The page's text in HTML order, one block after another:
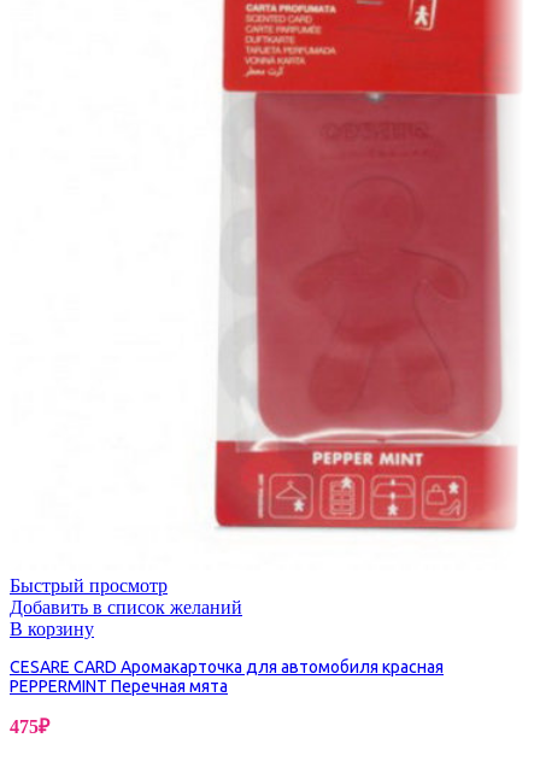
Быстрый просмотр
Добавить в список желаний
В корзину
CESARE CARD Аромакарточка для автомобиля красная
PEPPERMINT Перечная мята
475₽